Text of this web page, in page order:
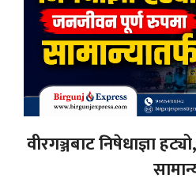
वीरगञ्जबाट निषेधाज्ञा